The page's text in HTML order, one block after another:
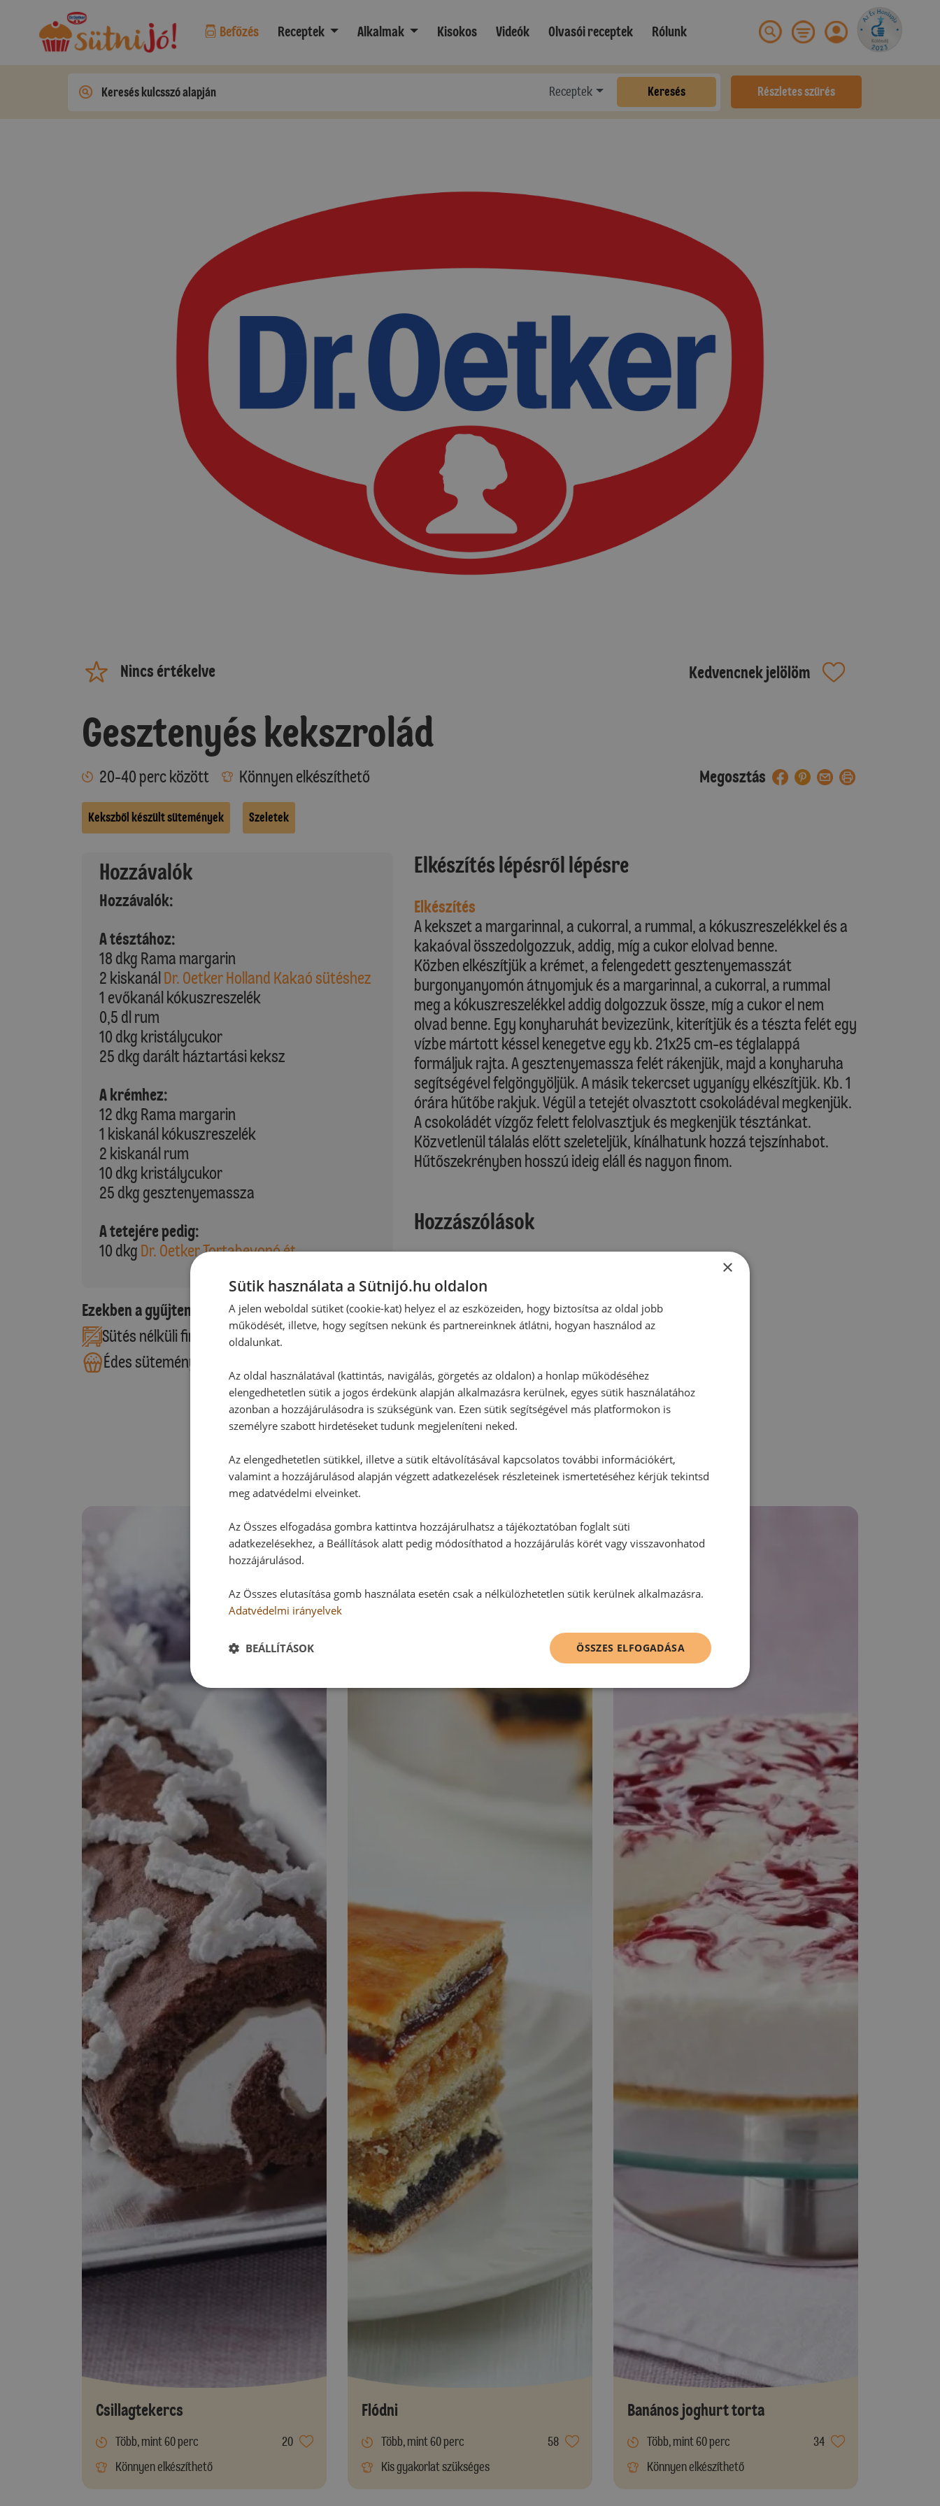
Befőzés Receptek Alkalmak Kisokos Videók Olvasói receptek Rólunk
Receptek Keresés Részletes szűrés
Nincs értékelve Kedvencnek jelölöm
Gesztenyés kekszrolád
20-40 perc között Könnyen elkészíthető Megosztás
Kekszből készült sütemények Szeletek
Hozzávalók
Hozzávalók:
A tésztához:
18 dkg Rama margarin
2 kiskanálDr. Oetker Holland Kakaó sütéshez
1 evőkanál kókuszreszelék
0,5 dl rum
10 dkg kristálycukor
25 dkg darált háztartási keksz
A krémhez:
12 dkg Rama margarin
1 kiskanál kókuszreszelék
2 kiskanál rum
10 dkg kristálycukor
25 dkg gesztenyemassza
A tetejére pedig:
10 dkg Dr. Oetker Tortabevonó ét
Ezekben a gyűjteményekben található:
Sütés nélküli finomságok
Édes sütemények
Elkészítés lépésről lépésre
Elkészítés
A kekszet a margarinnal, a cukorral, a rummal, a kókuszreszelékkel és a
kakaóval összedolgozzuk, addig, míg a cukor elolvad benne.
Közben elkészítjük a krémet, a felengedett gesztenyemasszát
burgonyanyomón átnyomjuk és a margarinnal, a cukorral, a rummal
meg a kókuszreszelékkel addig dolgozzuk össze, míg a cukor el nem
olvad benne. Egy konyharuhát bevizezünk, kiterítjük és a tészta felét egy
vízbe mártott késsel kenegetve egy kb. 21x25 cm-es téglalappá
formáljuk rajta. A gesztenyemassza felét rákenjük, majd a konyharuha
segítségével felgöngyöljük. A másik tekercset ugyanígy elkészítjük. Kb. 1
órára hűtőbe rakjuk. Végül a tetejét olvasztott csokoládéval megkenjük.
A csokoládét vízgőz felett felolvasztjuk és megkenjük tésztánkat.
Közvetlenül tálalás előtt szeleteljük, kínálhatunk hozzá tejszínhabot.
Hűtőszekrényben hosszú ideig eláll és nagyon finom.
Hozzászólások
Hozzászólás írása
Vélemény írásához, kérjük, jelentkezz be!
RECEPTAJÁNLÓ
Csillagtekercs
Több, mint 60 perc
20
Könnyen elkészíthető
Flódni
Több, mint 60 perc
58
Kis gyakorlat szükséges
Banános joghurt torta
Több, mint 60 perc
34
Könnyen elkészíthető
×
Sütik használata a Sütnijó.hu oldalon
A jelen weboldal sütiket (cookie-kat) helyez el az eszközeiden, hogy biztosítsa az oldal jobb
működését, illetve, hogy segítsen nekünk és partnereinknek átlátni, hogyan használod az
oldalunkat.
Az oldal használatával (kattintás, navigálás, görgetés az oldalon) a honlap működéséhez
elengedhetetlen sütik a jogos érdekünk alapján alkalmazásra kerülnek, egyes sütik használatához
azonban a hozzájárulásodra is szükségünk van. Ezen sütik segítségével más platformokon is
személyre szabott hirdetéseket tudunk megjeleníteni neked.
Az elengedhetetlen sütikkel, illetve a sütik eltávolításával kapcsolatos további információkért,
valamint a hozzájárulásod alapján végzett adatkezelések részleteinek ismertetéséhez kérjük tekintsd
meg adatvédelmi elveinket.
Az Összes elfogadása gombra kattintva hozzájárulhatsz a tájékoztatóban foglalt süti
adatkezelésekhez, a Beállítások alatt pedig módosíthatod a hozzájárulás körét vagy visszavonhatod
hozzájárulásod.
Az Összes elutasítása gomb használata esetén csak a nélkülözhetetlen sütik kerülnek alkalmazásra.
Adatvédelmi irányelvek
ÖSSZES ELFOGADÁSA
BEÁLLÍTÁSOK